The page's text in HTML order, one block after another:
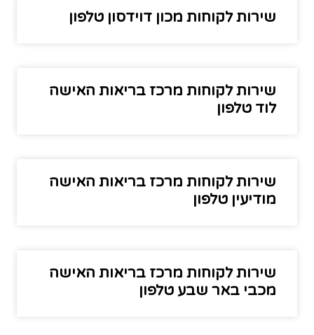
שירות לקוחות מכון דוידסון טלפון
שירות לקוחות מרכז בריאות האישה
לוד טלפון
שירות לקוחות מרכז בריאות האישה
מודיעין טלפון
שירות לקוחות מרכז בריאות האישה
מכבי באר שבע טלפון